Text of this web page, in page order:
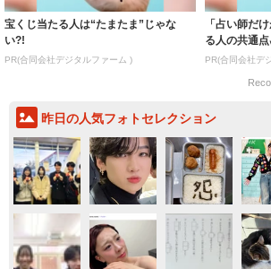
宝くじ当たる人は“たまたま”じゃな
い?!
PR(合同会社デジタルファーム )
「占い師だ
る人の共通点
PR(合同会社デ
昨日の人気フォトセレクション